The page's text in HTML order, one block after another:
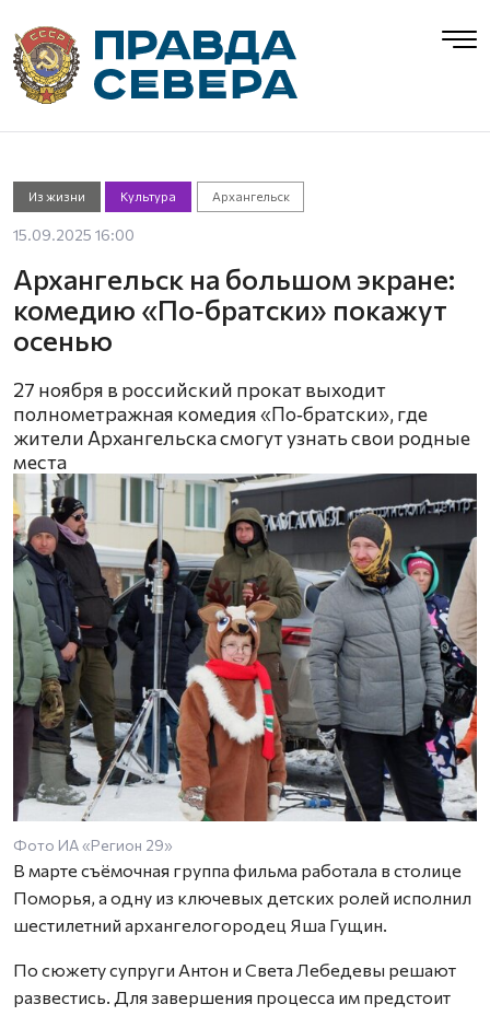
Из жизни Культура Архангельск
15.09.2025 16:00
Архангельск на большом экране:
комедию «По‑братски» покажут
осенью
27 ноября в российский прокат выходит
полнометражная комедия «По‑братски», где
жители Архангельска смогут узнать свои родные
места
Фото ИА «Регион 29»
В марте съёмочная группа фильма работала в столице
Поморья, а одну из ключевых детских ролей исполнил
шестилетний архангелогородец Яша Гущин.
По сюжету супруги Антон и Света Лебедевы решают
развестись. Для завершения процесса им предстоит